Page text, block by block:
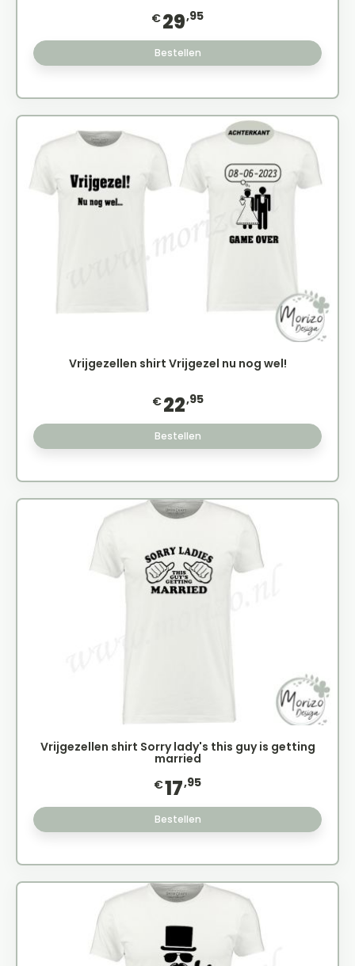
€29,95
Bestellen
Vrijgezellen shirt Vrijgezel nu nog wel!
€22,95
Bestellen
Vrijgezellen shirt Sorry lady's this guy is getting
married
€17,95
Bestellen